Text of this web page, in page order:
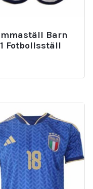
Barn
Fotbollsställ